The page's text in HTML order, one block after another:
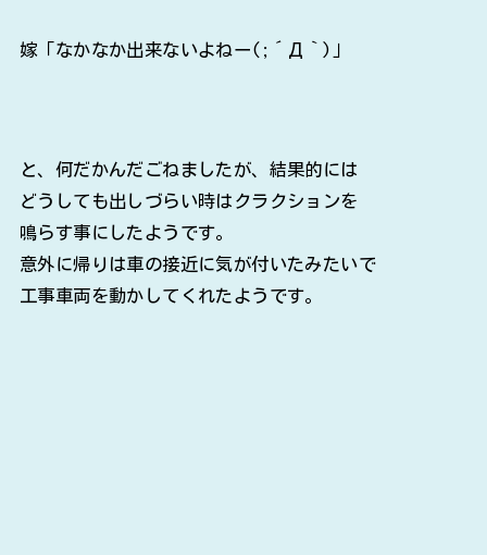
嫁「なかなか出来ないよねー(;´Д｀)」
と、何だかんだごねましたが、結果的には
どうしても出しづらい時はクラクションを
鳴らす事にしたようです。
意外に帰りは車の接近に気が付いたみたいで
工事車両を動かしてくれたようです。